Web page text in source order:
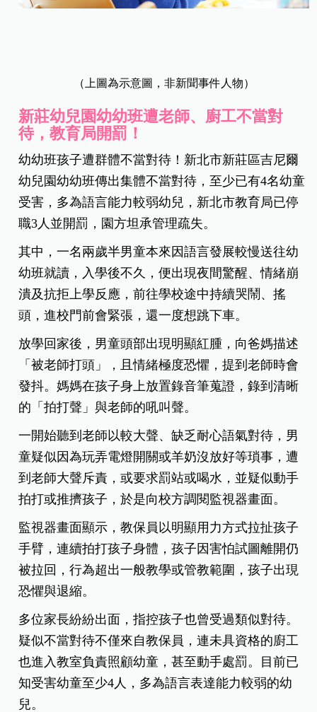
（上圖為示意圖，非新聞事件人物）
新莊幼兒園幼幼班遭老師、廚工不當對
待，教育局開罰！
幼幼班孩子遭群體不當對待！新北市新莊區吉尼爾
幼兒園幼幼班傳出集體不當對待，至少已有4名幼童
受害，多為語言能力較弱幼兒，新北市教育局已停
職3人並開罰，園方坦承管理疏失。
其中，一名兩歲半男童本來因語言發展較慢送往幼
幼班就讀，入學後不久，便出現夜間驚醒、情緒崩
潰及抗拒上學反應，前往學校途中持續哭鬧、搖
頭，進校門前會緊張，還一度想跳下車。
放學回家後，男童頭部出現明顯紅腫，向爸媽描述
「被老師打頭」，且情緒極度恐懼，提到老師時會
發抖。媽媽在孩子身上放置錄音筆蒐證，錄到清晰
的「拍打聲」與老師的吼叫聲。
一開始聽到老師以較大聲、缺乏耐心語氣對待，男
童疑似因為玩弄電燈開關或羊奶沒放好等瑣事，遭
到老師大聲斥責，或要求罰站或喝水，並疑似動手
拍打或推擠孩子，於是向校方調閱監視器畫面。
監視器畫面顯示，教保員以明顯用力方式拉扯孩子
手臂，連續拍打孩子身體，孩子因害怕試圖離開仍
被拉回，行為超出一般教學或管教範圍，孩子出現
恐懼與退縮。
多位家長紛紛出面，指控孩子也曾受過類似對待。
疑似不當對待不僅來自教保員，連未具資格的廚工
也進入教室負責照顧幼童，甚至動手處罰。目前已
知受害幼童至少4人，多為語言表達能力較弱的幼
兒。